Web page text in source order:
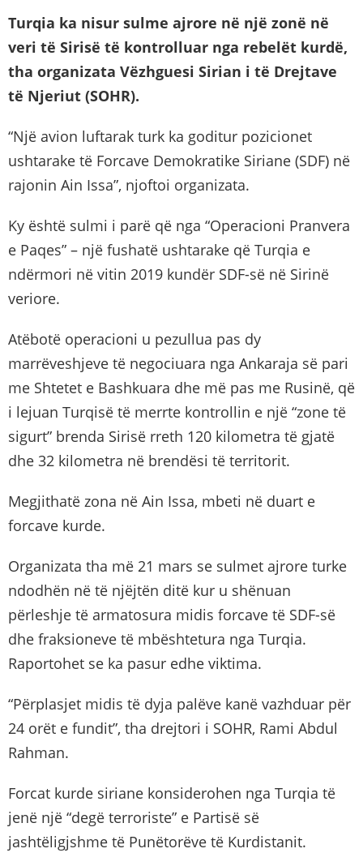
Turqia ka nisur sulme ajrore në një zonë në
veri të Sirisë të kontrolluar nga rebelët kurdë,
tha organizata Vëzhguesi Sirian i të Drejtave
të Njeriut (SOHR).
“Një avion luftarak turk ka goditur pozicionet
ushtarake të Forcave Demokratike Siriane (SDF) në
rajonin Ain Issa”, njoftoi organizata.
Ky është sulmi i parë që nga “Operacioni Pranvera
e Paqes” – një fushatë ushtarake që Turqia e
ndërmori në vitin 2019 kundër SDF-së në Sirinë
veriore.
Atëbotë operacioni u pezullua pas dy
marrëveshjeve të negociuara nga Ankaraja së pari
me Shtetet e Bashkuara dhe më pas me Rusinë, që
i lejuan Turqisë të merrte kontrollin e një “zone të
sigurt” brenda Sirisë rreth 120 kilometra të gjatë
dhe 32 kilometra në brendësi të territorit.
Megjithatë zona në Ain Issa, mbeti në duart e
forcave kurde.
Organizata tha më 21 mars se sulmet ajrore turke
ndodhën në të njëjtën ditë kur u shënuan
përleshje të armatosura midis forcave të SDF-së
dhe fraksioneve të mbështetura nga Turqia.
Raportohet se ka pasur edhe viktima.
“Përplasjet midis të dyja palëve kanë vazhduar për
24 orët e fundit”, tha drejtori i SOHR, Rami Abdul
Rahman.
Forcat kurde siriane konsiderohen nga Turqia të
jenë një “degë terroriste” e Partisë së
jashtëligjshme të Punëtorëve të Kurdistanit.